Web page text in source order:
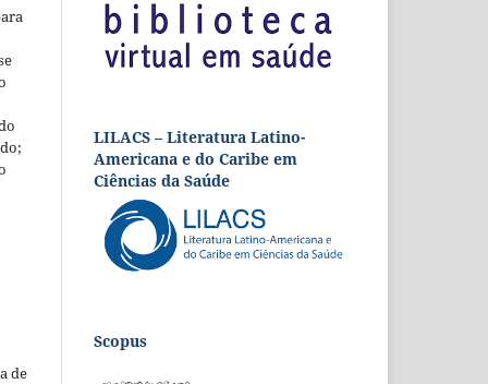
de
LILACS – Literatura Latino-
Americana e do Caribe em
Ciências da Saúde
Scopus